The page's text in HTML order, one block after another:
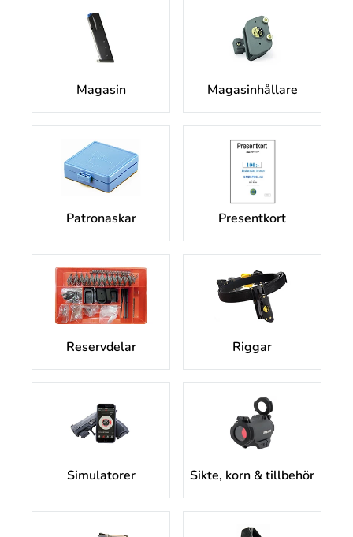
Magasin Magasinhållare
Patronaskar Presentkort
Reservdelar Riggar
Simulatorer Sikte, korn & tillbehör